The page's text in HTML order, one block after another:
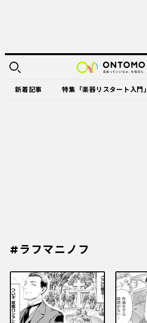
新着記事 特集「楽器リスタート入門」
#ラフマニノフ